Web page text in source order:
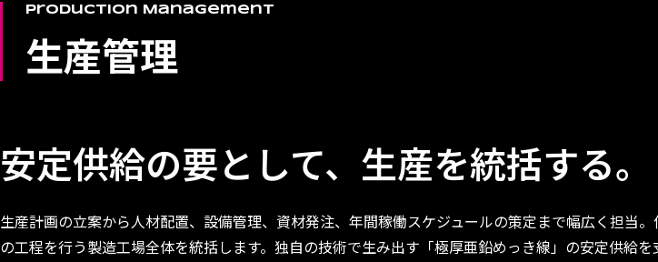
Production Management
生産管理
安定供給の要として、 生産を統括する。
生産計画の立案から人材配置、設備管理、資材発注、年間稼働スケジュールの策定まで幅広く担
の工程を行う製造工場全体を統括します。独自の技術で生み出す「極厚亜鉛めっき線」の安定供給を